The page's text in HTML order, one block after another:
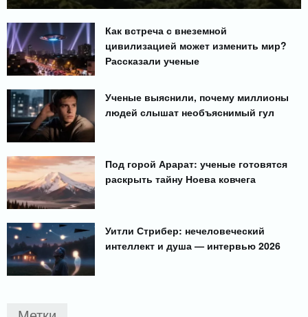
Как встреча с внеземной
цивилизацией может изменить мир?
Рассказали ученые
Ученые выяснили, почему миллионы
людей слышат необъяснимый гул
Под горой Арарат: ученые готовятся
раскрыть тайну Ноева ковчега
Уитли Стрибер: нечеловеческий
интеллект и душа — интервью 2026